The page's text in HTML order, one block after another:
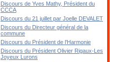
Discours de Yves Mathy, Président du
CCCA
Discours du 21 juillet par Joelle DEVALET
Discours du Directeur général de la
commune
Discours du Président de l'Harmonie
Discours du Président Olivier Rigaux-Les
Joyeux Lurons